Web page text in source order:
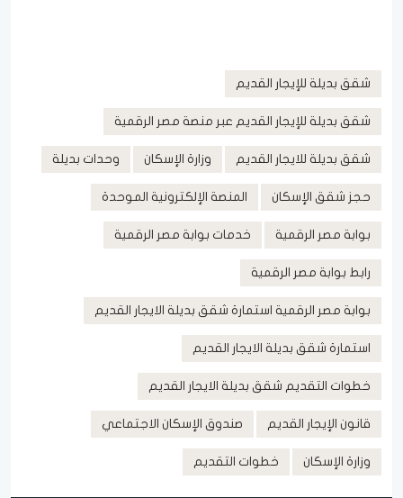
شقق بديلة للإيجار القديم
شقق بديلة للإيجار القديم عبر منصة مصر الرقمية
شقق بديلة للايجار القديم وزارة الإسكان وحدات بديلة
حجز شقق الإسكان المنصة الإلكترونية الموحدة
بوابة مصر الرقمية خدمات بوابة مصر الرقمية
رابط بوابة مصر الرقمية
بوابة مصر الرقمية استمارة شقق بديلة الايجار القديم
استمارة شقق بديلة الايجار القديم
خطوات التقديم شقق بديلة الايجار القديم
قانون الإيجار القديم صندوق الإسكان الاجتماعي
وزارة الإسكان خطوات التقديم